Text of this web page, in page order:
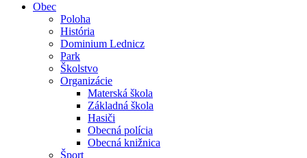
Obec
Poloha
História
Dominium Lednicz
Park
Školstvo
Organizácie
Materská škola
Základná škola
Hasiči
Obecná polícia
Obecná knižnica
Šport